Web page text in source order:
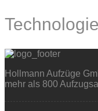
Hollmann Aufzüge
mehr als 800